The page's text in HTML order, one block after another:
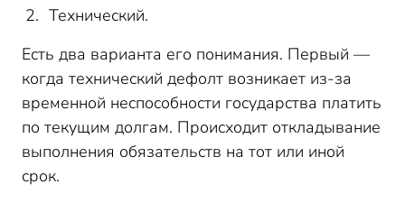
Технический.
Есть два варианта его понимания. Первый —
когда технический дефолт возникает из-за
временной неспособности государства платить
по текущим долгам. Происходит откладывание
выполнения обязательств на тот или иной
срок.